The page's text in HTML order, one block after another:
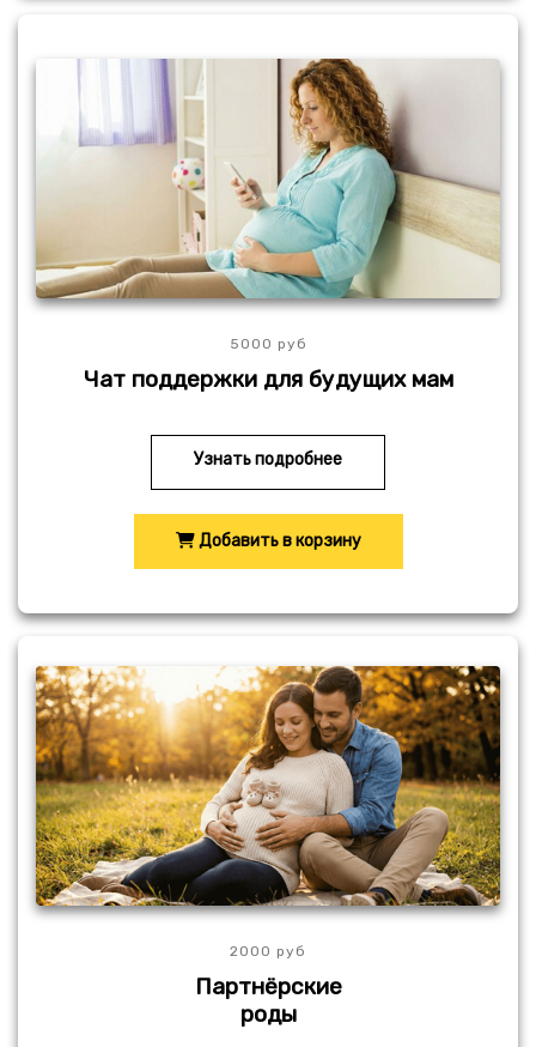
5000 руб
Чат поддержки для будущих мам
Узнать подробнее
Добавить в корзину
2000 руб
Партнёрские
роды